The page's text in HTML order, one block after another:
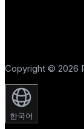
Copyright © 2026
한국어